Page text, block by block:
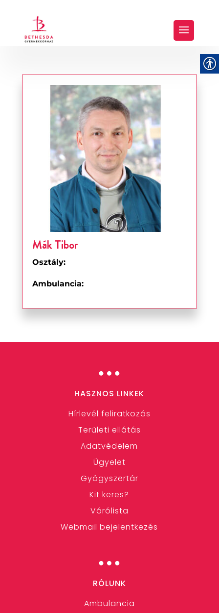
Mák Tibor
Osztály:
Ambulancia:
…
HASZNOS LINKEK
Hírlevél feliratkozás
Területi ellátás
Adatvédelem
Ügyelet
Gyógyszertár
Kit keres?
Várólista
Webmail bejelentkezés
…
RÓLUNK
Ambulancia